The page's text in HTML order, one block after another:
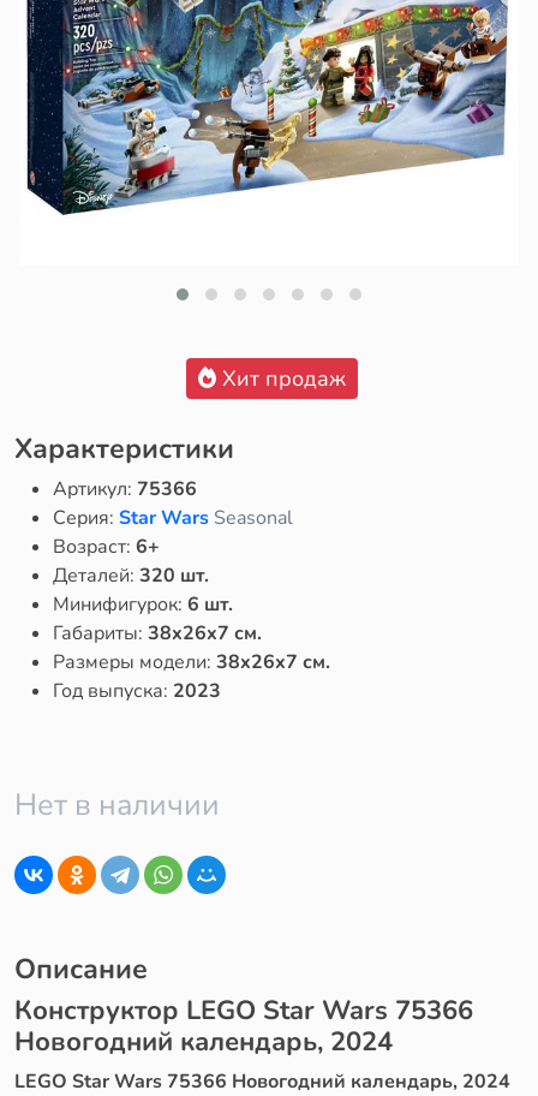
Хит продаж
Характеристики
Артикул: 75366
Серия: Star Wars Seasonal
Возраст: 6+
Деталей: 320 шт.
Минифигурок: 6 шт.
Габариты: 38x26x7 см.
Размеры модели: 38x26x7 см.
Год выпуска: 2023
Нет в наличии
Описание
Конструктор LEGO Star Wars 75366
Новогодний календарь, 2024
LEGO Star Wars 75366 Новогодний календарь, 2024